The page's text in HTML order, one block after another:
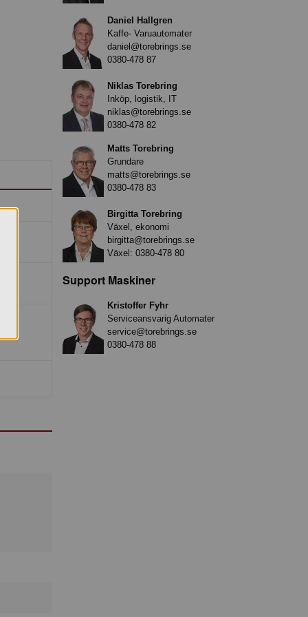
Daniel Hallgren
Kaffe- Varuautomater
daniel@torebrings.se
0380-478 87
Niklas Torebring
Inköp, logistik, IT
niklas@torebrings.se
0380-478 82
Matts Torebring
Grundare
matts@torebrings.se
0380-478 83
Birgitta Torebring
Växel, ekonomi
birgitta@torebrings.se
Växel: 0380-478 80
Support Maskiner
Kristoffer Fyhr
Serviceansvarig Automater
service@torebrings.se
0380-478 88